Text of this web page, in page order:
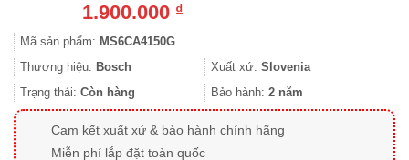
1.900.000 ₫
Mã sản phẩm: MS6CA4150G
Thương hiệu: Bosch Xuất xứ: Slovenia
Trạng thái: Còn hàng Bảo hành: 2 năm
Cam kết xuất xứ & bảo hành chính hãng
Miễn phí lắp đặt toàn quốc